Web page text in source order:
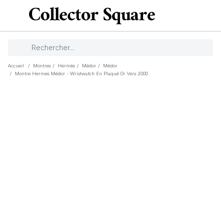
Accueil / Montres / Hermès / Médor /
Médor
/
Montre Hermes Médor - Wristwatch En Plaqué Or Vers 2000